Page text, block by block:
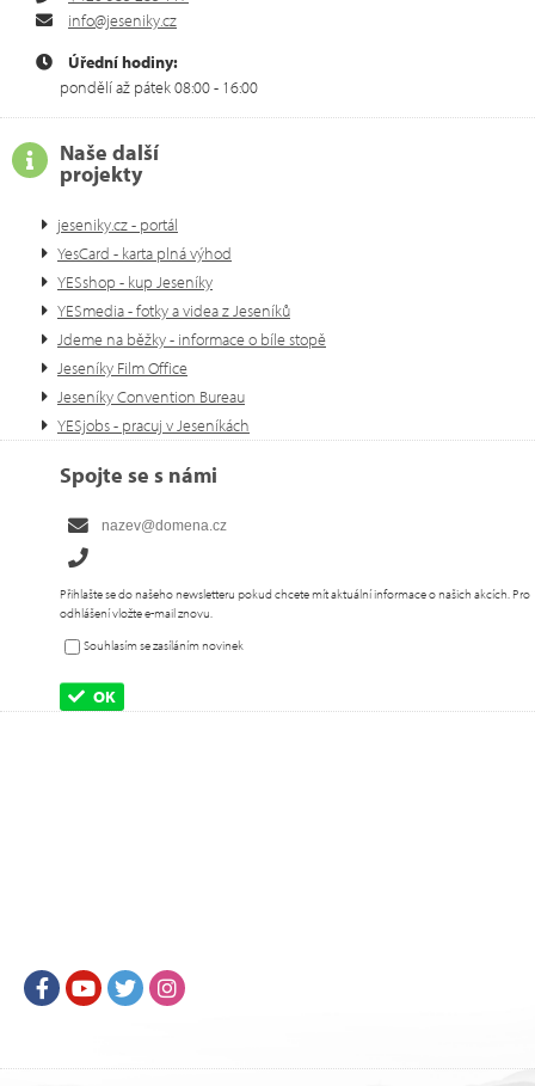
info@jeseniky.cz
Úřední hodiny:
pondělí až pátek 08:00 - 16:00
Naše další
projekty
jeseniky.cz - portál
YesCard - karta plná výhod
YESshop - kup Jeseníky
YESmedia - fotky a videa z Jeseníků
Jdeme na běžky - informace o bíle stopě
Jeseníky Film Office
Jeseníky Convention Bureau
YESjobs - pracuj v Jeseníkách
Spojte se s námi
Přihlašte se do našeho newsletteru pokud chcete mít aktuální informace o našich akcích. Pro
odhlášení vložte e-mail znovu.
Souhlasím se zasíláním novinek
OK
FacebookYoutube Twitter